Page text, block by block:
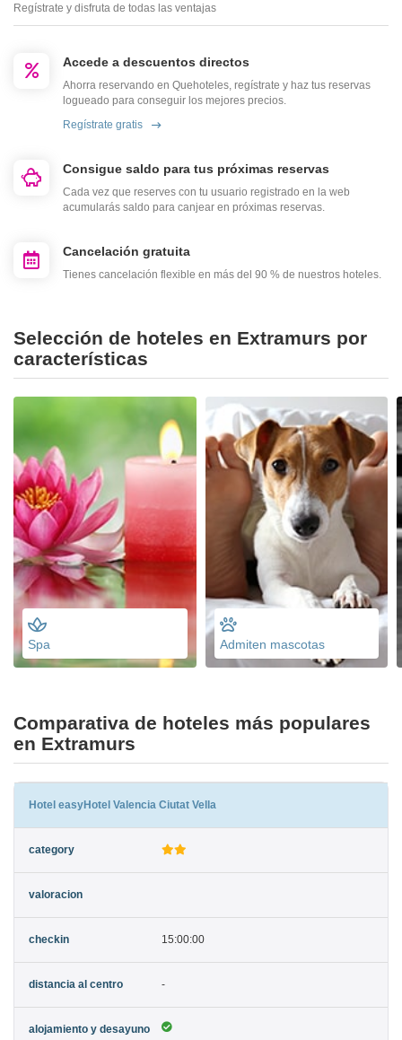
Regístrate y disfruta de todas las ventajas
Accede a descuentos directos
Ahorra reservando en Quehoteles, regístrate y haz tus reservas
logueado para conseguir los mejores precios.
Regístrate gratis
Consigue saldo para tus próximas reservas
Cada vez que reserves con tu usuario registrado en la web
acumularás saldo para canjear en próximas reservas.
Cancelación gratuita
Tienes cancelación flexible en más del 90 % de nuestros hoteles.
Selección de hoteles en Extramurs por
características
Spa Admiten mascotas
Comparativa de hoteles más populares
en Extramurs
Hotel easyHotel Valencia Ciutat Vella
15:00:00
-